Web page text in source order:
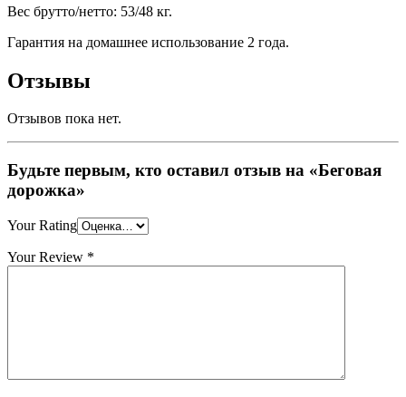
Вес брутто/нетто: 53/48 кг.
Гарантия на домашнее использование 2 года.
Отзывы
Отзывов пока нет.
Будьте первым, кто оставил отзыв на «Беговая
дорожка»
Your Rating
Your Review *